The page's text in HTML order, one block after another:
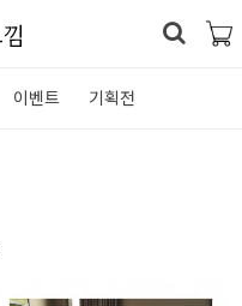
이벤트 기획전